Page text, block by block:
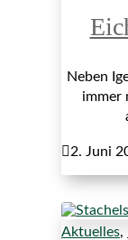
Neben
immer
2. Juni
Aktuelles,